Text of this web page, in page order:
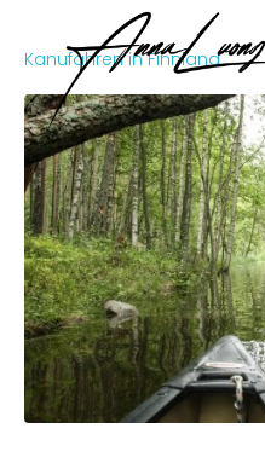
Kanufahren in Finnland